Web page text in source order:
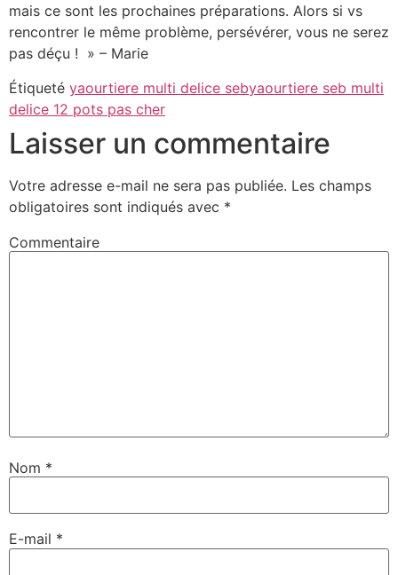
mais ce sont les prochaines préparations. Alors si vs
rencontrer le même problème, persévérer, vous ne serez
pas déçu ! » – Marie
Étiqueté yaourtiere multi delice sebyaourtiere seb multi
delice 12 pots pas cher
Laisser un commentaire
Votre adresse e-mail ne sera pas publiée. Les champs
obligatoires sont indiqués avec *
Commentaire
Nom *
E-mail *